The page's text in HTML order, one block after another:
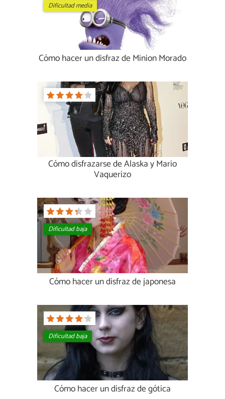
Dificultad media
Cómo hacer un disfraz de Minion Morado
Cómo disfrazarse de Alaska y Mario
Vaquerizo
Dificultad baja
Cómo hacer un disfraz de japonesa
Dificultad baja
Cómo hacer un disfraz de gótica